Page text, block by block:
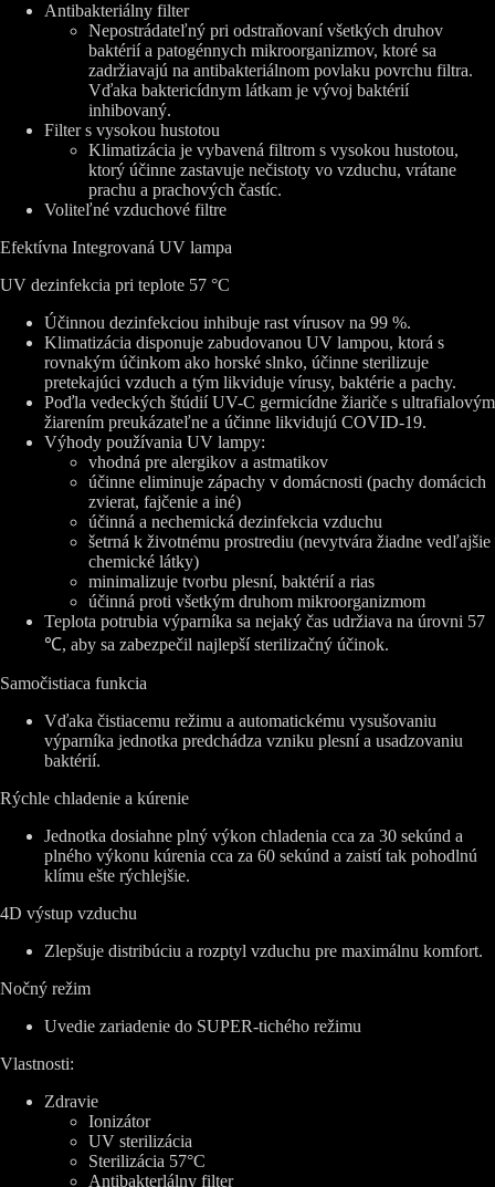
Antibakteriálny filter
Nepostrádateľný pri odstraňovaní všetkých druhov
baktérií a patogénnych mikroorganizmov, ktoré sa
zadržiavajú na antibakteriálnom povlaku povrchu filtra.
Vďaka baktericídnym látkam je vývoj baktérií
inhibovaný.
Filter s vysokou hustotou
Klimatizácia je vybavená filtrom s vysokou hustotou,
ktorý účinne zastavuje nečistoty vo vzduchu, vrátane
prachu a prachových častíc.
Voliteľné vzduchové filtre
Efektívna Integrovaná UV lampa
UV dezinfekcia pri teplote 57 °C
Účinnou dezinfekciou inhibuje rast vírusov na 99 %.
Klimatizácia disponuje zabudovanou UV lampou, ktorá s
rovnakým účinkom ako horské slnko, účinne sterilizuje
pretekajúci vzduch a tým likviduje vírusy, baktérie a pachy.
Poďla vedeckých štúdií UV-C germicídne žiariče s ultrafialovým
žiarením preukázateľne a účinne likvidujú COVID-19.
Výhody používania UV lampy:
vhodná pre alergikov a astmatikov
účinne eliminuje zápachy v domácnosti (pachy domácich
zvierat, fajčenie a iné)
účinná a nechemická dezinfekcia vzduchu
šetrná k životnému prostrediu (nevytvára žiadne vedľajšie
chemické látky)
minimalizuje tvorbu plesní, baktérií a rias
účinná proti všetkým druhom mikroorganizmom
Teplota potrubia výparníka sa nejaký čas udržiava na úrovni 57
℃, aby sa zabezpečil najlepší sterilizačný účinok.
Samočistiaca funkcia
Vďaka čistiacemu režimu a automatickému vysušovaniu
výparníka jednotka predchádza vzniku plesní a usadzovaniu
baktérií.
Rýchle chladenie a kúrenie
Jednotka dosiahne plný výkon chladenia cca za 30 sekúnd a
plného výkonu kúrenia cca za 60 sekúnd a zaistí tak pohodlnú
klímu ešte rýchlejšie.
4D výstup vzduchu
Zlepšuje distribúciu a rozptyl vzduchu pre maximálnu komfort.
Nočný režim
Uvedie zariadenie do SUPER-tichého režimu
Vlastnosti:
Zdravie
Ionizátor
UV sterilizácia
Sterilizácia 57°C
Antibakterlálny filter